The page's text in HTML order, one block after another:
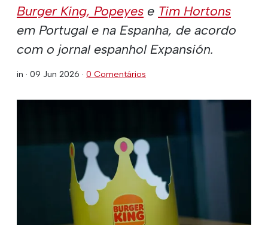
Burger King, Popeyes e Tim Hortons
em Portugal e na Espanha, de acordo
com o jornal espanhol Expansión.
in · 09 Jun 2026 · 0 Comentários